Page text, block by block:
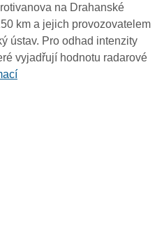
na Drahanské
km a jejich provozovatelem
ústav. Pro odhad intenzity
vyjadřují hodnotu radarové